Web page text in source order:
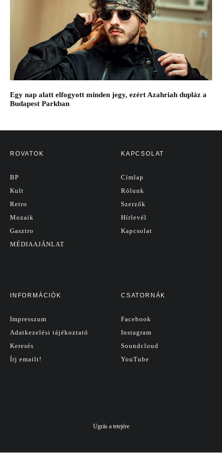
Egy nap alatt elfogyott minden jegy, ezért Azahriah dupláz a
Budapest Parkban
ROVATOK
BP
Kult
Retro
Mozaik
Gasztro
MÉDIAAJÁNLAT
KAPCSOLAT
Címlap
Rólunk
Szerzők
Hírlevél
Kapcsolat
INFORMÁCIÓK
Impresszum
Adatkezelési tájékoztató
Keresés
Írj emailt!
CSATORNÁK
Facebook
Instagram
Soundcloud
YouTube
Ugrás a tetejére